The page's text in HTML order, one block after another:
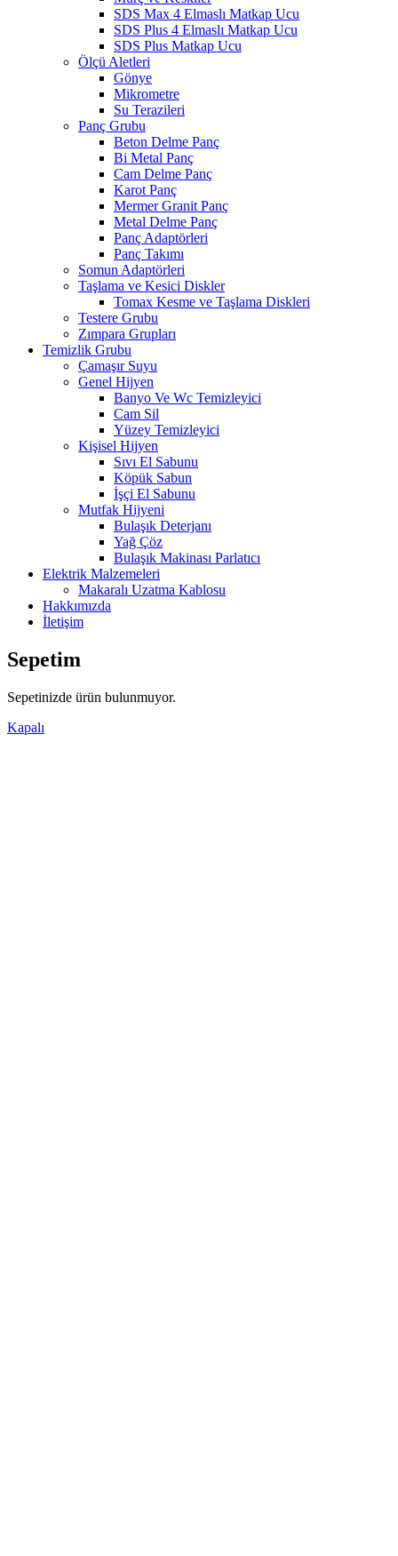
SDS Max 4 Elmaslı Matkap Ucu
SDS Plus 4 Elmaslı Matkap Ucu
SDS Plus Matkap Ucu
Ölçü Aletleri
Gönye
Mikrometre
Su Terazileri
Panç Grubu
Beton Delme Panç
Bi Metal Panç
Cam Delme Panç
Karot Panç
Mermer Granit Panç
Metal Delme Panç
Panç Adaptörleri
Panç Takımı
Somun Adaptörleri
Taşlama ve Kesici Diskler
Tomax Kesme ve Taşlama Diskleri
Testere Grubu
Zımpara Grupları
Temizlik Grubu
Çamaşır Suyu
Genel Hijyen
Banyo Ve Wc Temizleyici
Cam Sil
Yüzey Temizleyici
Kişisel Hijyen
Sıvı El Sabunu
Köpük Sabun
İşçi El Sabunu
Mutfak Hijyeni
Bulaşık Deterjanı
Yağ Çöz
Bulaşık Makinası Parlatıcı
Elektrik Malzemeleri
Makaralı Uzatma Kablosu
Hakkımızda
İletişim
Sepetim
Sepetinizde ürün bulunmuyor.
Kapalı